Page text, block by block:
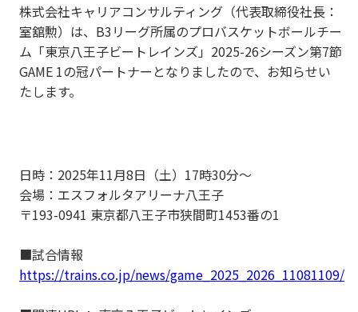
株式会社キャリアコンサルティング（代表取締役社長：
室舘勲）は、B3リーグ所属のプロバスケットボールチー
ム「東京八王子ビートレインズ」2025-26シーズン第7節
GAME 1の冠パートナーとなりましたので、お知らせい
たします。
日時：2025年11月8日（土）17時30分～
会場：エスフォルタアリーナ八王子
〒193-0941 東京都八王子市狭間町1453番の1
■試合情報
https://trains.co.jp/news/game_2025_2026_11081109/